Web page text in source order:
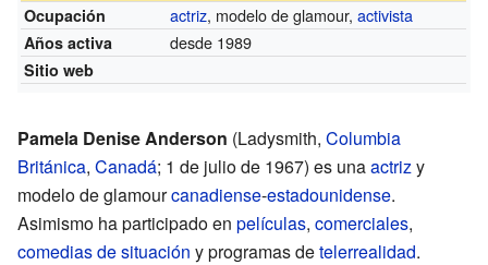
Ocupación
actriz, modelo de glamour,activista
Años activa desde 1989
Sitio web
Pamela Denise Anderson (Ladysmith, Columbia
Británica, Canadá; 1 de julio de 1967) es unaactrizy
modelo de glamourcanadiense-estadounidense.
Asimismo ha participado en películas, comerciales,
comedias de situación y programas detelerrealidad.